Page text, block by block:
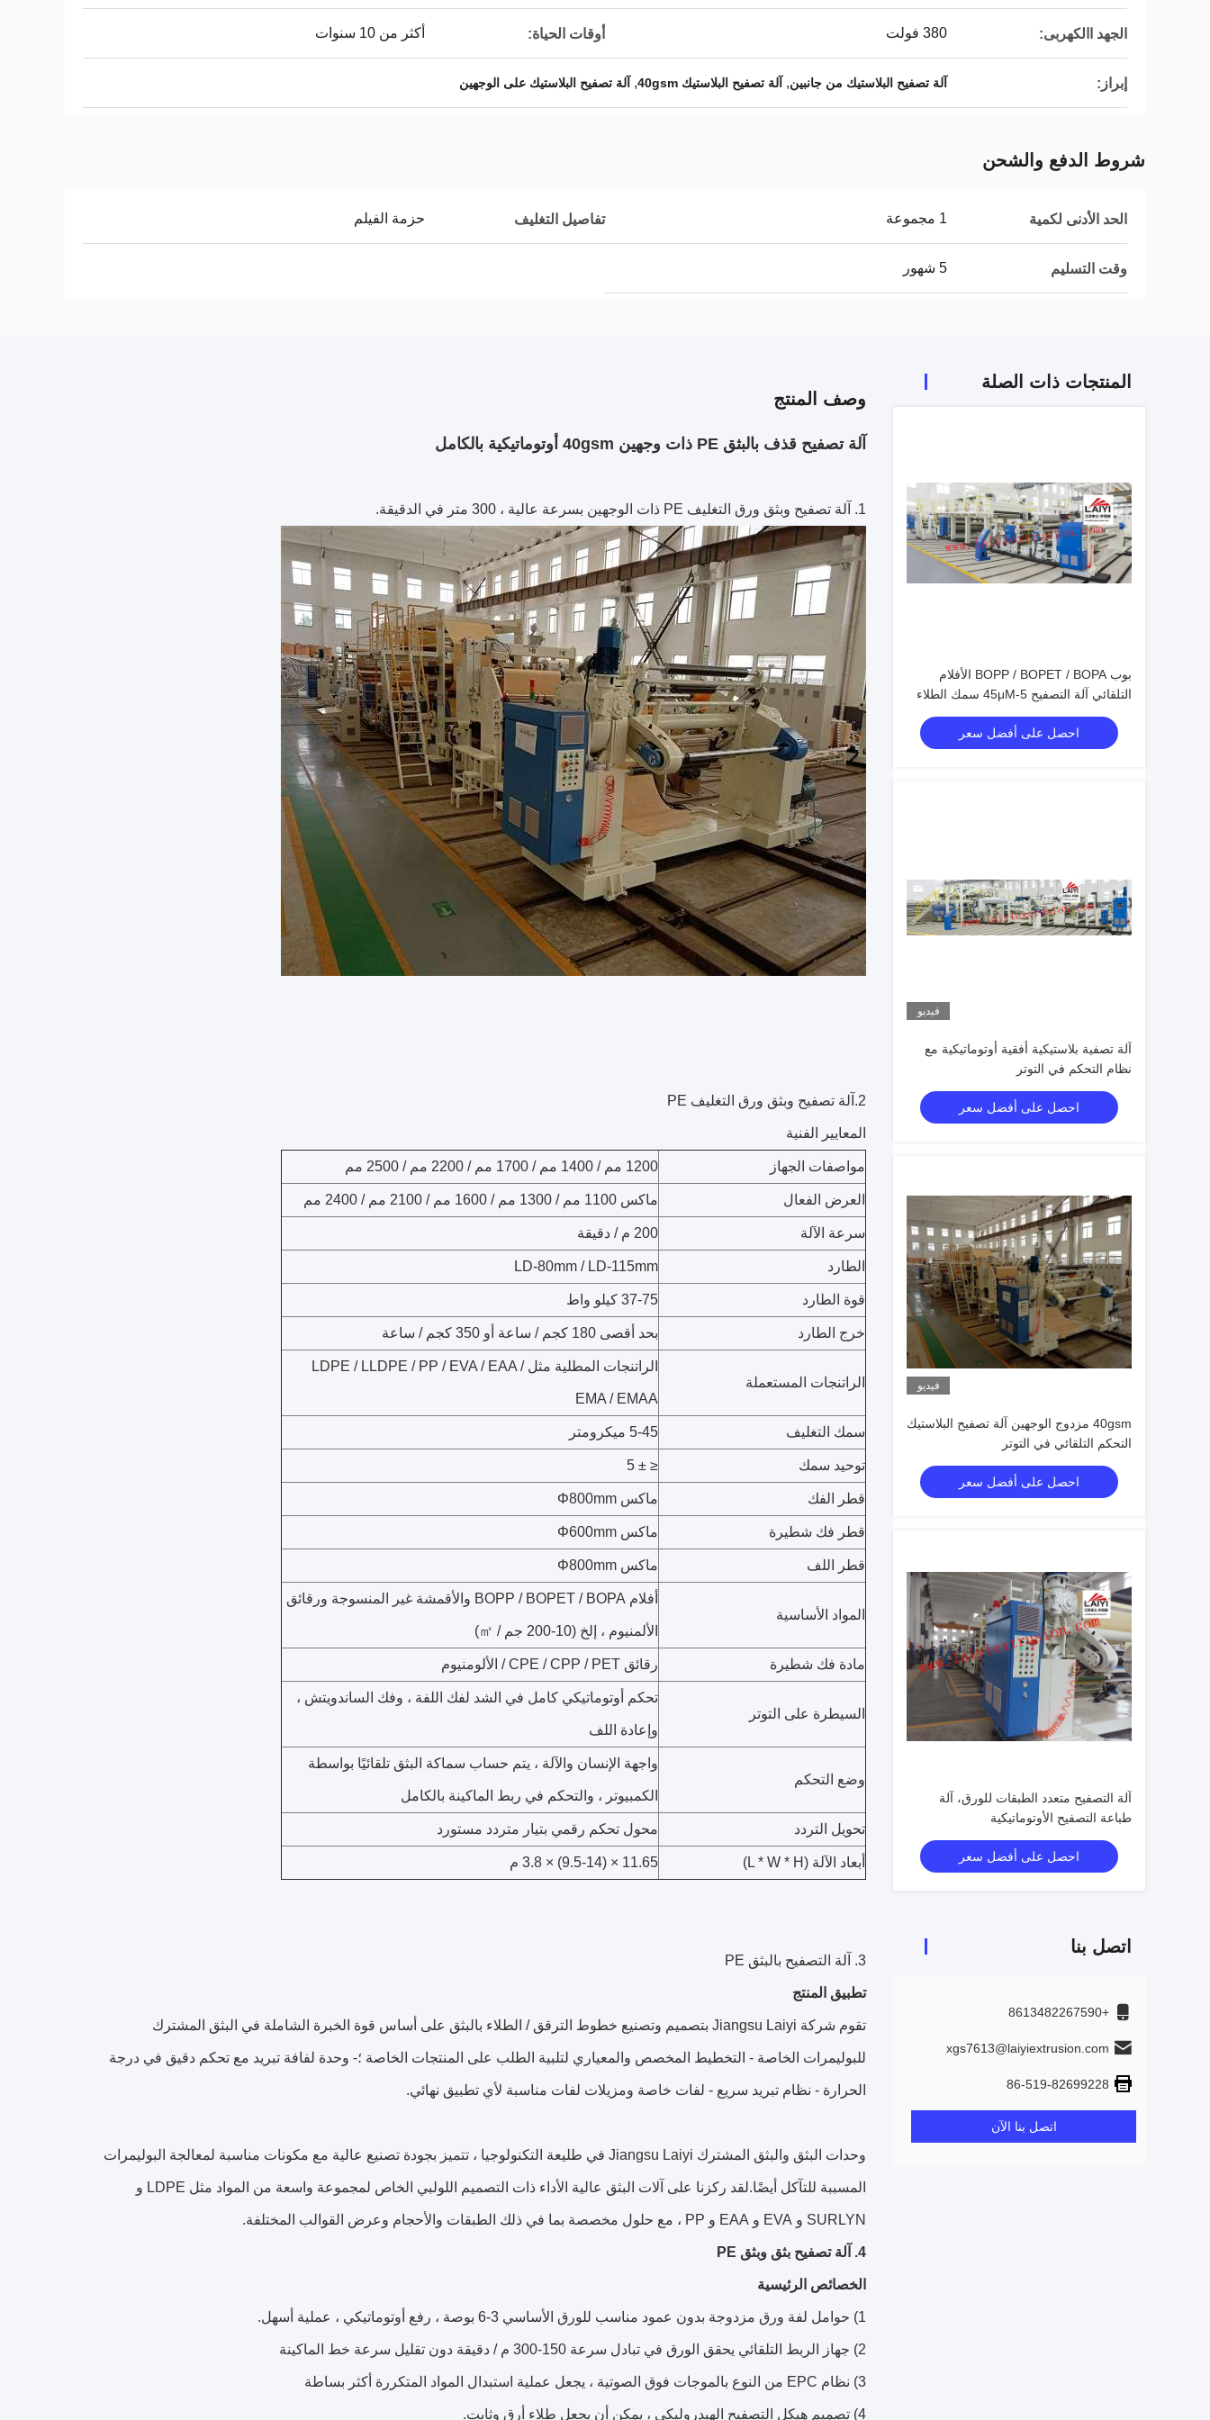
الجهد االكهربى: 380 فولت أوقات الحياة: أكثر من 10 سنوات
إبراز: آلة تصفيح البلاستيك من جانبين, آلة تصفيح البلاستيك 40gsm , آلة تصفيح البلاستيك على الوجهين
شروط الدفع والشحن
الحد الأدنى لكمية 1 مجموعة تفاصيل التغليف حزمة الفيلم
وقت التسليم 5 شهور
المنتجات ذات الصلة
بوب BOPP / BOPET / BOPA الأفلام
التلقائي آلة التصفيح 5-45μM سمك الطلاء
احصل على أفضل سعر
فيديو
آلة تصفية بلاستيكية أفقية أوتوماتيكية مع
نظام التحكم في التوتر
احصل على أفضل سعر
فيديو
40gsm مزدوج الوجهين آلة تصفيح البلاستيك
التحكم التلقائي في التوتر
احصل على أفضل سعر
آلة التصفيح متعدد الطبقات للورق، آلة
طباعة التصفيح الأوتوماتيكية
احصل على أفضل سعر
اتصل بنا
+8613482267590
xgs7613@laiyiextrusion.com
86-519-82699228
اتصل بنا الآن
وصف المنتج
آلة تصفيح قذف بالبثق PE ذات وجهين 40gsm أوتوماتيكية بالكامل
1. آلة تصفيح وبثق ورق التغليف PE ذات الوجهين بسرعة عالية ، 300 متر في الدقيقة.
2. آلة تصفيح وبثق ورق التغليف PE
المعايير الفنية
مواصفات الجهاز 1200 مم / 1400 مم / 1700 مم / 2200 مم / 2500 مم
العرض الفعال ماكس 1100 مم / 1300 مم / 1600 مم / 2100 مم / 2400 مم
سرعة الآلة 200 م / دقيقة
الطارد LD-80mm / LD-115mm
قوة الطارد 37-75 كيلو واط
خرج الطارد بحد أقصى 180 كجم / ساعة أو 350 كجم / ساعة
الراتنجات المستعملة
الراتنجات المطلية مثل LDPE / LLDPE / PP / EVA / EAA /
EMA / EMAA
سمك التغليف 5-45 ميكرومتر
توحيد سمك ≤ ± 5
قطر الفك ماكس Φ800mm
قطر فك شطيرة ماكس Φ600mm
قطر اللف ماكس Φ800mm
المواد الأساسية
أفلام BOPP / BOPET / BOPA والأقمشة غير المنسوجة ورقائق
الألمنيوم ، إلخ (10-200 جم / ㎡)
مادة فك شطيرة رقائق CPE / CPP / PET / الألومنيوم
السيطرة على التوتر
تحكم أوتوماتيكي كامل في الشد لفك اللفة ، وفك الساندويتش ،
وإعادة اللف
وضع التحكم
واجهة الإنسان والآلة ، يتم حساب سماكة البثق تلقائيًا بواسطة
الكمبيوتر ، والتحكم في ربط الماكينة بالكامل
تحويل التردد محول تحكم رقمي بتيار متردد مستورد
أبعاد الآلة (L * W * H) 11.65 × (9.5-14) × 3.8 م
3. آلة التصفيح بالبثق PE
تطبيق المنتج
تقوم شركة Jiangsu Laiyi بتصميم وتصنيع خطوط الترقق / الطلاء بالبثق على أساس قوة الخبرة الشاملة في البثق المشترك
للبوليمرات الخاصة - التخطيط المخصص والمعياري لتلبية الطلب على المنتجات الخاصة ؛- وحدة لفافة تبريد مع تحكم دقيق في درجة
الحرارة - نظام تبريد سريع - لفات خاصة ومزيلات لفات مناسبة لأي تطبيق نهائي.
وحدات البثق والبثق المشترك Jiangsu Laiyi في طليعة التكنولوجيا ، تتميز بجودة تصنيع عالية مع مكونات مناسبة لمعالجة البوليمرات
المسببة للتآكل أيضًا.لقد ركزنا على آلات البثق عالية الأداء ذات التصميم اللولبي الخاص لمجموعة واسعة من المواد مثل LDPE و
SURLYN و EVA و EAA و PP ، مع حلول مخصصة بما في ذلك الطبقات والأحجام وعرض القوالب المختلفة.
4. آلة تصفيح بثق وبثق PE
الخصائص الرئيسية
1) حوامل لفة ورق مزدوجة بدون عمود مناسب للورق الأساسي 3-6 بوصة ، رفع أوتوماتيكي ، عملية أسهل.
2) جهاز الربط التلقائي يحقق الورق في تبادل سرعة 150-300 م / دقيقة دون تقليل سرعة خط الماكينة
3) نظام EPC من النوع بالموجات فوق الصوتية ، يجعل عملية استبدال المواد المتكررة أكثر بساطة
4) تصميم هيكل التصفيح الهيدروليكي ، يمكن أن يجعل طلاء أرق وثابت.